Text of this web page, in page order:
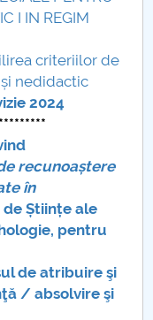
I IN REGIM
criteriilor de
nedidactic
2024
recunoaștere
în
Științe ale
pentru
de atribuire şi
/ absolvire şi